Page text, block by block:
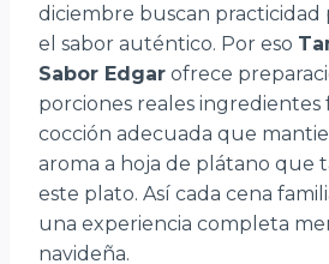
diciembre buscan practicidad
el sabor auténtico. Por eso
Sabor Edgar ofrece
porciones reales ingredientes
cocción adecuada que
aroma a hoja de plátano que
este plato. Así cada cena
una experiencia completa
navideña.